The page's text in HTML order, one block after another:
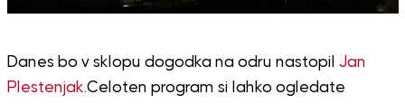
Danes bo v sklopu dogodka na odru nastopil Jan
Plestenjak.Celoten program si lahko ogledate